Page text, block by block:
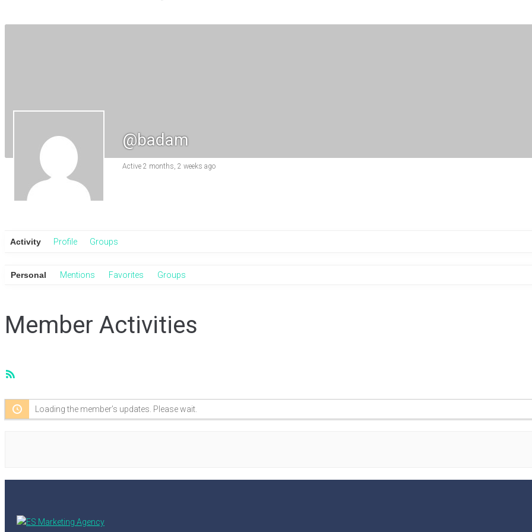
@badam
Active 2 months, 2 weeks ago
Activity Profile Groups
Personal Mentions Favorites Groups
Member Activities
Loading the member’s updates. Please wait.